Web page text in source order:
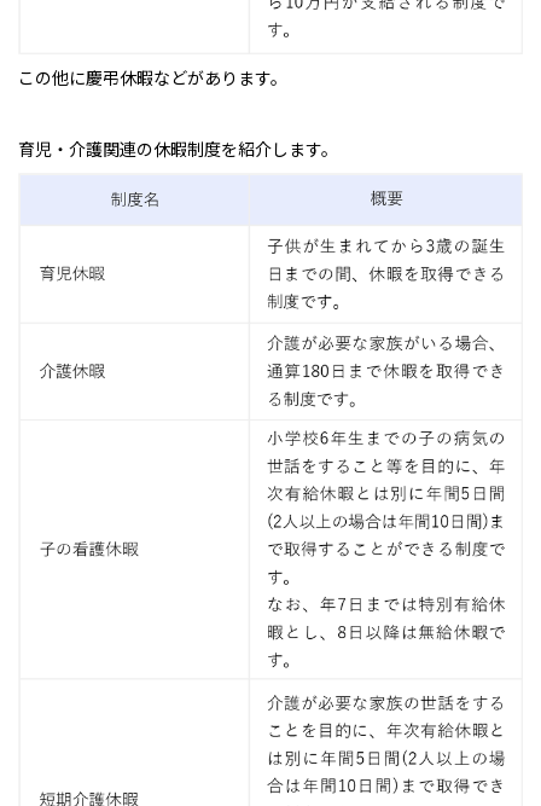
この他に慶弔休暇などがあります。
育児・介護関連の休暇制度を紹介します。